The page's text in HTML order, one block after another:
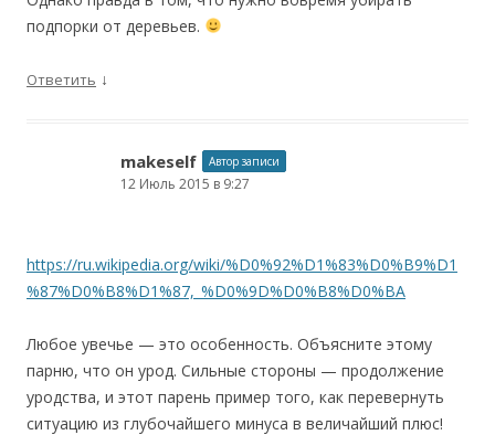
подпорки от деревьев.
Ответить ↓
makeself Автор записи
12 Июль 2015 в 9:27
https://ru.wikipedia.org/wiki/%D0%92%D1%83%D0%B9%D1
%87%D0%B8%D1%87,_%D0%9D%D0%B8%D0%BA
Любое увечье — это особенность. Объясните этому
парню, что он урод. Сильные стороны — продолжение
уродства, и этот парень пример того, как перевернуть
ситуацию из глубочайшего минуса в величайший плюс!